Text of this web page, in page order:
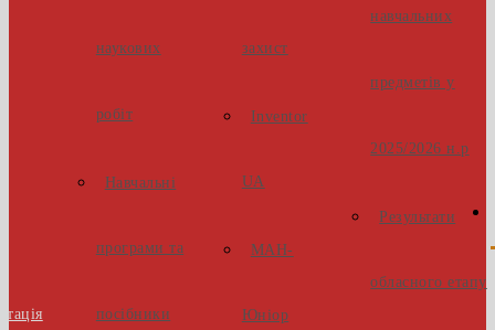
наукових
робіт
Навчальні
програми та
посібники
захист
Inventor
UA
МАН-
Юніор
навчальних
предметів у
2025/2026 н.р
Результати
обласного етапу